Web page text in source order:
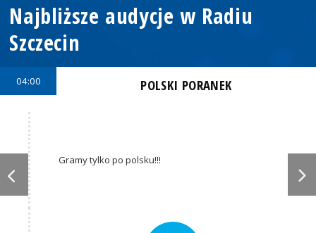
Najbliższe audycje w Radiu
Szczecin
04:00 POLSKI PORANEK
Gramy tylko po polsku!!!